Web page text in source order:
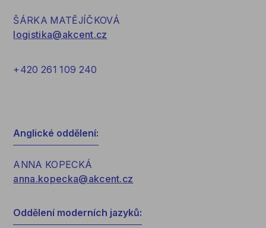
ŠÁRKA MATĚJÍČKOVÁ
logistika@akcent.cz
+420 261 109 240
Anglické oddělení:
ANNA KOPECKÁ
anna.kopecka@akcent.cz
Oddělení moderních jazyků: